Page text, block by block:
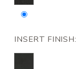
INSERT FINISH: